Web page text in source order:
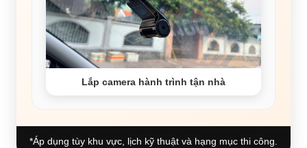
Lắp camera hành trình tận nhà
*Áp dụng tùy khu vực, lịch kỹ thuật và hạng mục thi công.